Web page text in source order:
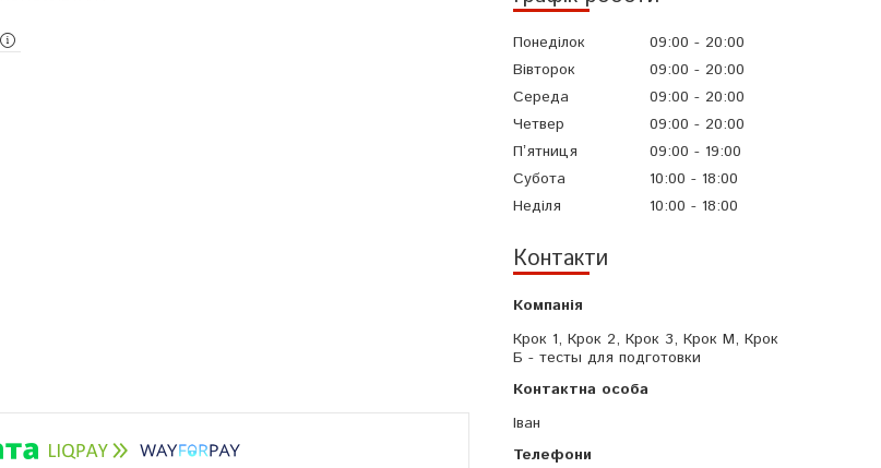
Понеділок 09:00
20:00
Вівторок
09:00
20:00
Середа
09:00
20:00
Четвер
09:00
20:00
Пʼятниця
09:00
19:00
Субота
10:00
18:00
Неділя
10:00 18:00
Контакти
Крок 1, Крок 2, Крок 3, Крок М, Крок
Б - тесты для подготовки
Іван